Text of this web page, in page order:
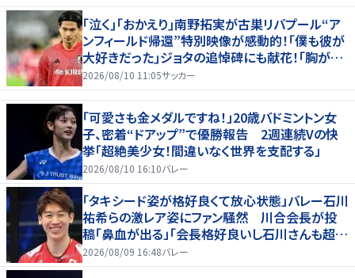
｢泣く｣｢おかえり｣南野拓実が古巣リバプール“ア
ンフィールド帰還”特別映像が感動的！｢僕も彼が
大好きだった｣ジョタの追悼碑にも献花！｢胸が熱
くなります…｣
2026/08/10 11:05サッカー
「可愛さも金メダルですね！」20歳バドミントン女
子、密着“ドアップ”で優勝報告 2週連続Vの快
挙「超絶美少女！間違いなく世界を支配する」
2026/08/10 16:10バレー
「タキシード姿が格好良くて放心状態」バレー石川
祐希らの激レア姿にファン騒然 川合会長が投
稿「鼻血が出る」「会長格好良いし石川さんも超格
好いい」
2026/08/09 16:48バレー